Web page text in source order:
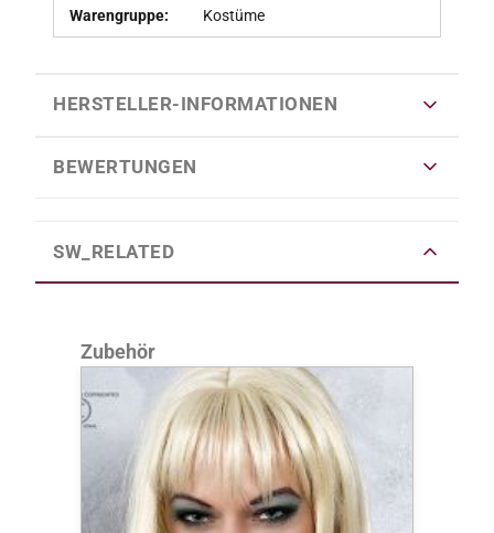
Warengruppe: Kostüme
HERSTELLER-INFORMATIONEN
BEWERTUNGEN
SW_RELATED
Produktgalerie überspringen
Zubehör